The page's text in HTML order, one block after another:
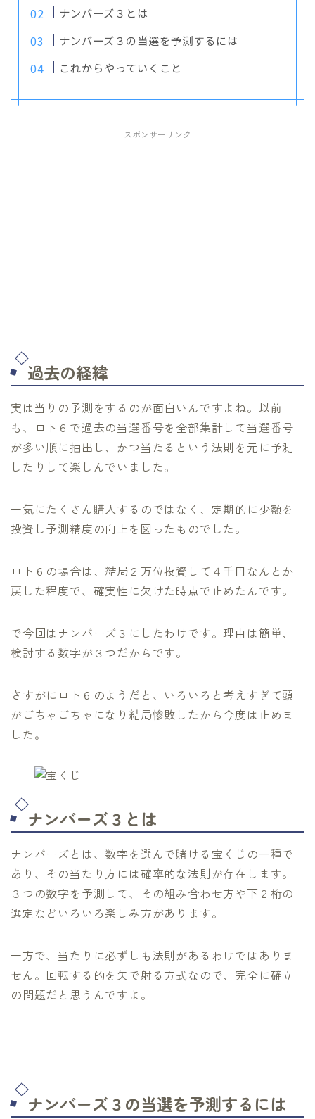
ナンバーズ３とは
ナンバーズ３の当選を予測するには
これからやっていくこと
スポンサーリンク
過去の経緯
実は当りの予測をするのが面白いんですよね。以前
も、ロト６で過去の当選番号を全部集計して当選番号
が多い順に抽出し、かつ当たるという法則を元に予測
したりして楽しんでいました。
一気にたくさん購入するのではなく、定期的に少額を
投資し予測精度の向上を図ったものでした。
ロト６の場合は、結局２万位投資して４千円なんとか
戻した程度で、確実性に欠けた時点で止めたんです。
で今回はナンバーズ３にしたわけです。理由は簡単、
検討する数字が３つだからです。
さすがにロト６のようだと、いろいろと考えすぎて頭
がごちゃごちゃになり結局惨敗したから今度は止めま
した。
ナンバーズ３とは
ナンバーズとは、数字を選んで賭ける宝くじの一種で
あり、その当たり方には確率的な法則が存在します。
３つの数字を予測して、その組み合わせ方や下２桁の
選定などいろいろ楽しみ方があります。
一方で、当たりに必ずしも法則があるわけではありま
せん。回転する的を矢で射る方式なので、完全に確立
の問題だと思うんですよ。
ナンバーズ３の当選を予測するには